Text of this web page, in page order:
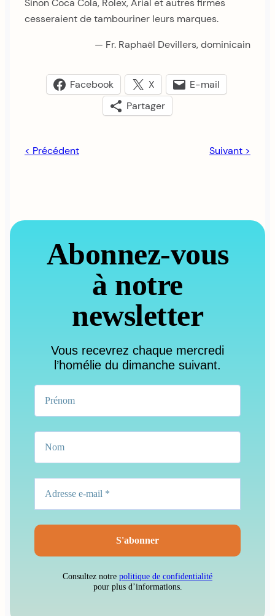
Sinon Coca Cola, Rolex, Arial et autres firmes
cesseraient de tambouriner leurs marques.
— Fr. Raphaël Devillers, dominicain
Facebook X
E-mail
Partager
< Précédent Suivant >
Abonnez-vous
à notre
newsletter
Vous recevrez chaque mercredi
l’homélie du dimanche suivant.
Consultez notre politique de confidentialité
pour plus d’informations.